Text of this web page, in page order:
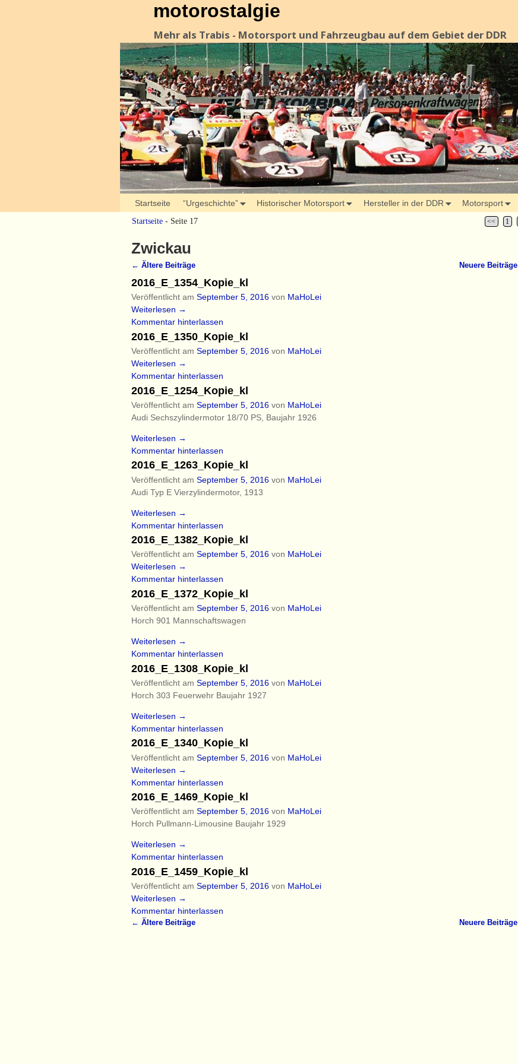
motorostalgie
Mehr als Trabis - Motorsport und Fahrzeugbau auf dem Gebiet der DDR
Startseite “Urgeschichte” Historischer Motorsport Hersteller in der DDR Motorsport
Startseite - Seite 17 << 1
Zwickau
← Ältere Beiträge Neuere Beiträge
2016_E_1354_Kopie_kl
Veröffentlicht am September 5, 2016 von MaHoLei
Weiterlesen →
Kommentar hinterlassen
2016_E_1350_Kopie_kl
Veröffentlicht am September 5, 2016 von MaHoLei
Weiterlesen →
Kommentar hinterlassen
2016_E_1254_Kopie_kl
Veröffentlicht am September 5, 2016 von MaHoLei
Audi Sechszylindermotor 18/70 PS, Baujahr 1926
Weiterlesen →
Kommentar hinterlassen
2016_E_1263_Kopie_kl
Veröffentlicht am September 5, 2016 von MaHoLei
Audi Typ E Vierzylindermotor, 1913
Weiterlesen →
Kommentar hinterlassen
2016_E_1382_Kopie_kl
Veröffentlicht am September 5, 2016 von MaHoLei
Weiterlesen →
Kommentar hinterlassen
2016_E_1372_Kopie_kl
Veröffentlicht am September 5, 2016 von MaHoLei
Horch 901 Mannschaftswagen
Weiterlesen →
Kommentar hinterlassen
2016_E_1308_Kopie_kl
Veröffentlicht am September 5, 2016 von MaHoLei
Horch 303 Feuerwehr Baujahr 1927
Weiterlesen →
Kommentar hinterlassen
2016_E_1340_Kopie_kl
Veröffentlicht am September 5, 2016 von MaHoLei
Weiterlesen →
Kommentar hinterlassen
2016_E_1469_Kopie_kl
Veröffentlicht am September 5, 2016 von MaHoLei
Horch Pullmann-Limousine Baujahr 1929
Weiterlesen →
Kommentar hinterlassen
2016_E_1459_Kopie_kl
Veröffentlicht am September 5, 2016 von MaHoLei
Weiterlesen →
Kommentar hinterlassen
← Ältere Beiträge Neuere Beiträge